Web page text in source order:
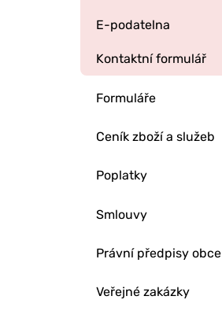
E-podatelna
Kontaktní formulář
Formuláře
Ceník zboží a služeb
Poplatky
Smlouvy
Právní předpisy obce
Veřejné zakázky